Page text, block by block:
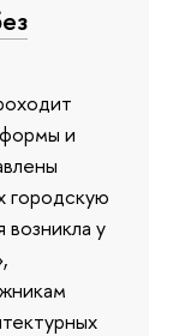
и
городскую
у